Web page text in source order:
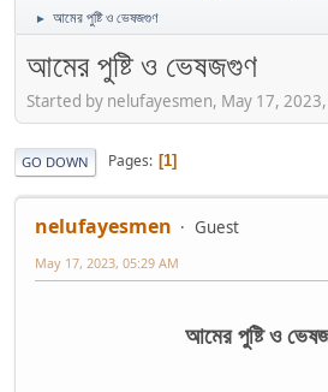
► আমের পুষ্টি ও ভেষজগুণ
আমের পুষ্টি ও ভেষজগুণ
Started by nelufayesmen, May 17,
GO DOWN Pages 1
nelufayesmen Guest
May 17, 2023, 05:29 AM
আমের পুষ্টি ও